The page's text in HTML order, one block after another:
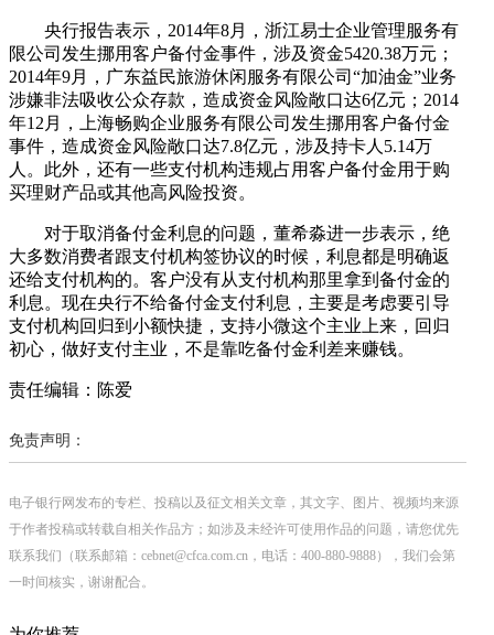
央行报告表示，2014年8月，浙江易士企业管理服务有
限公司发生挪用客户备付金事件，涉及资金5420.38万元；
2014年9月，广东益民旅游休闲服务有限公司“加油金”业务
涉嫌非法吸收公众存款，造成资金风险敞口达6亿元；2014
年12月，上海畅购企业服务有限公司发生挪用客户备付金
事件，造成资金风险敞口达7.8亿元，涉及持卡人5.14万
人。此外，还有一些支付机构违规占用客户备付金用于购
买理财产品或其他高风险投资。
对于取消备付金利息的问题，董希淼进一步表示，绝
大多数消费者跟支付机构签协议的时候，利息都是明确返
还给支付机构的。客户没有从支付机构那里拿到备付金的
利息。现在央行不给备付金支付利息，主要是考虑要引导
支付机构回归到小额快捷，支持小微这个主业上来，回归
初心，做好支付主业，不是靠吃备付金利差来赚钱。
责任编辑：陈爱
免责声明：
电子银行网发布的专栏、投稿以及征文相关文章，其文字、图片、视频均来源
于作者投稿或转载自相关作品方；如涉及未经许可使用作品的问题，请您优先
联系我们（联系邮箱：cebnet@cfca.com.cn，电话：400-880-9888），我们会第
一时间核实，谢谢配合。